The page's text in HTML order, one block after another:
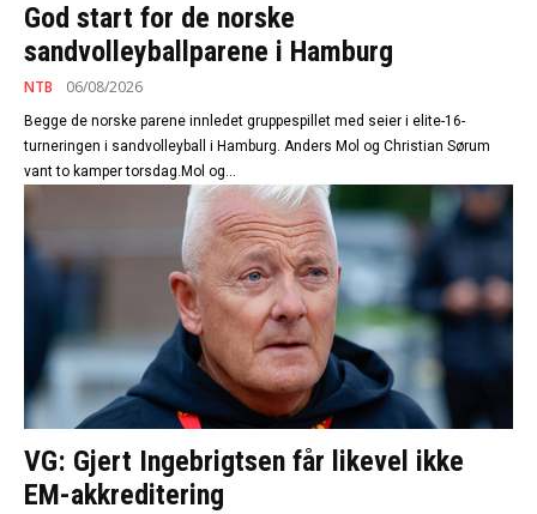
God start for de norske
sandvolleyballparene i Hamburg
NTB 06/08/2026
Begge de norske parene innledet gruppespillet med seier i elite-16-
turneringen i sandvolleyball i Hamburg. Anders Mol og Christian Sørum
vant to kamper torsdag.Mol og...
VG: Gjert Ingebrigtsen får likevel ikke
EM-akkreditering